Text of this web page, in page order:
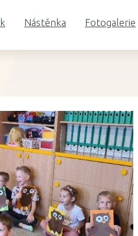
Nástěnka Fotogalerie